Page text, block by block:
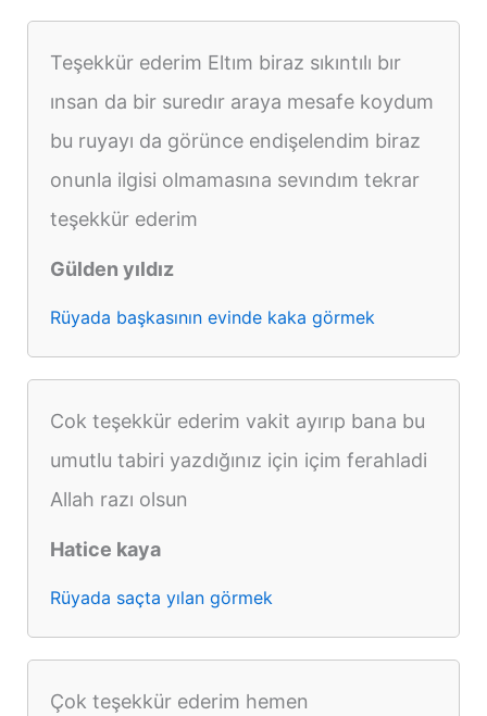
Teşekkür ederim Eltım biraz sıkıntılı bır
ınsan da bir suredır araya mesafe koydum
bu ruyayı da görünce endişelendim biraz
onunla ilgisi olmamasına sevındım tekrar
teşekkür ederim
Gülden yıldız
Rüyada başkasının evinde kaka görmek
Cok teşekkür ederim vakit ayırıp bana bu
umutlu tabiri yazdığınız için içim ferahladi
Allah razı olsun
Hatice kaya
Rüyada saçta yılan görmek
Çok teşekkür ederim hemen